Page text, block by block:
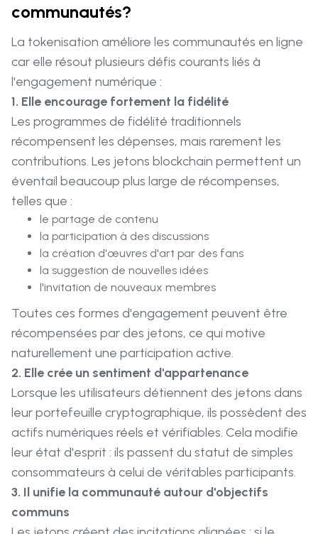
communautés?
La tokenisation améliore les communautés en ligne
car elle résout plusieurs défis courants liés à
l'engagement numérique :
1. Elle encourage fortement la fidélité
Les programmes de fidélité traditionnels
récompensent les dépenses, mais rarement les
contributions. Les jetons blockchain permettent un
éventail beaucoup plus large de récompenses,
telles que :
le partage de contenu
la participation à des discussions
la création d'œuvres d'art par des fans
la suggestion de nouvelles idées
l'invitation de nouveaux membres
Toutes ces formes d'engagement peuvent être
récompensées par des jetons, ce qui motive
naturellement une participation active.
2. Elle crée un sentiment d'appartenance
Lorsque les utilisateurs détiennent des jetons dans
leur portefeuille cryptographique, ils possèdent des
actifs numériques réels et vérifiables. Cela modifie
leur état d'esprit : ils passent du statut de simples
consommateurs à celui de véritables participants.
3. Il unifie la communauté autour d'objectifs
communs